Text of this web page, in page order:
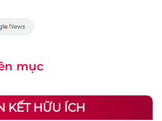
mục
KẾT HỮU ÍCH